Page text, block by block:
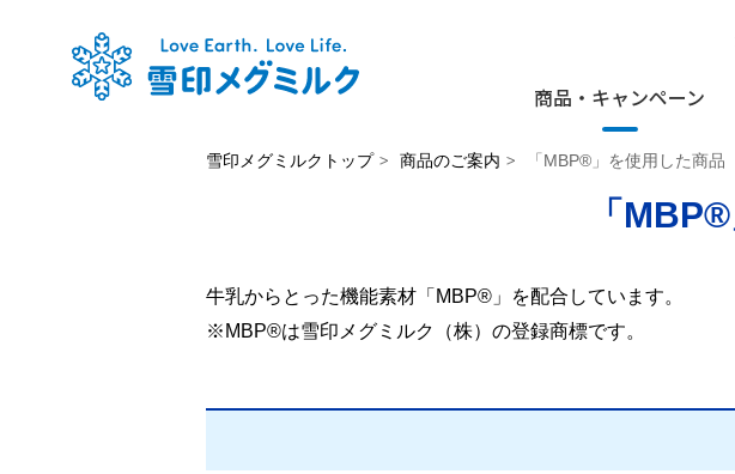
商品・ キャンペーン
雪印メグミルクトップ 商品のご案内 「MBP®」を使用した商品
「
牛乳からとった機能素材「MBP®」を配合しています。
※MBP®は雪印メグミルク（株）の登録商標です。